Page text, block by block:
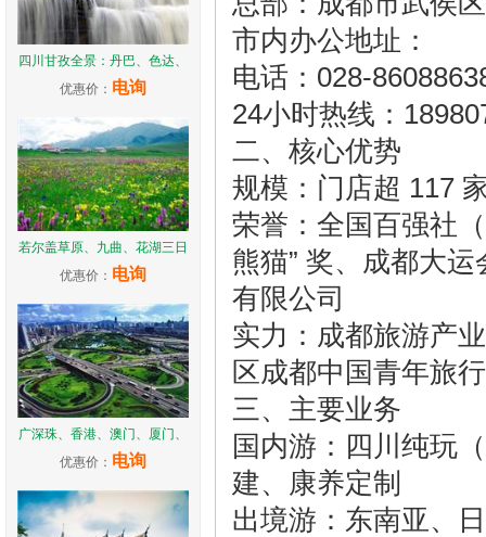
四川甘孜全景：丹巴、色达、
优惠价： 电询
若尔盖草原、九曲、花湖三日
优惠价： 电询
广深珠、香港、澳门、厦门、
优惠价： 电询
市内办公地址：
电话：028-
24小时热线：
二、核心优势
规模：门店超 117
荣誉：全国百强社
熊猫” 奖、成都大
有限公司
实力：成都旅游产
区成都中国青年旅
三、主要业务
国内游：四川纯玩
建、康养定制
出境游：东南亚、